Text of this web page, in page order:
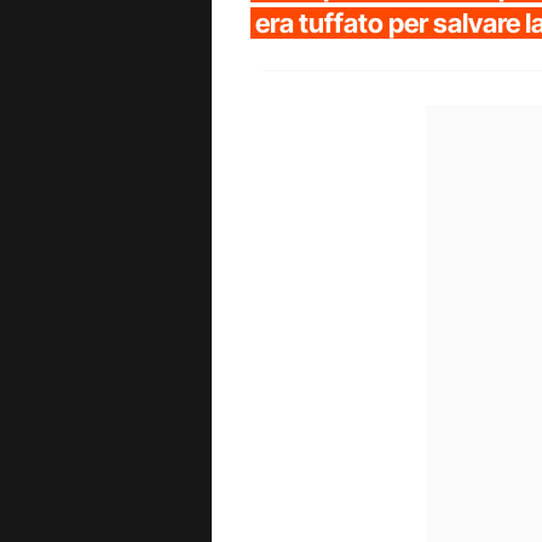
era tuffato per salvare